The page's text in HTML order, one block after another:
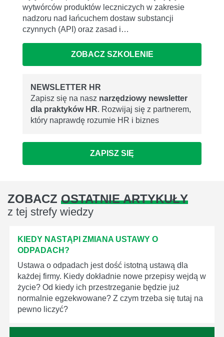
wytwórców produktów leczniczych w zakresie
nadzoru nad łańcuchem dostaw substancji
czynnych (API) oraz zasad i…
ZOBACZ SZKOLENIE
NEWSLETTER HR
Zapisz się na nasz narzędziowy newsletter
dla praktyków HR. Rozwijaj się z partnerem,
który naprawdę rozumie HR i biznes
ZAPISZ SIĘ
ZOBACZ OSTATNIE ARTYKUŁY
z tej strefy wiedzy
KIEDY NASTĄPI ZMIANA USTAWY O
ODPADACH?
Ustawa o odpadach jest dość istotną ustawą dla
każdej firmy. Kiedy dokładnie nowe przepisy wejdą w
życie? Od kiedy ich przestrzeganie będzie już
normalnie egzekwowane? Z czym trzeba się tutaj na
pewno liczyć?